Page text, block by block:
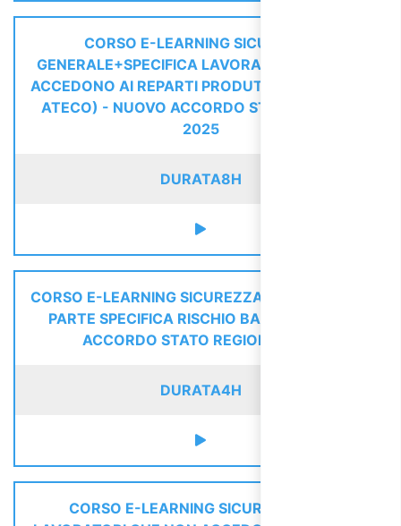
CORSO E-LEARNING SICUREZZA
GENERALE+SPECIFICA LAVORATORI CHE NON
ACCEDONO AI REPARTI PRODUTTIVI (TUTTI GLI
ATECO) - NUOVO ACCORDO STATO REGIONI
2025
DURATA8H
CORSO E-LEARNING SICUREZZA LAVORATORI -
PARTE SPECIFICA RISCHIO BASSO (NUOVO
ACCORDO STATO REGIONI 2025)
DURATA4H
CORSO E-LEARNING SICUREZZA PER